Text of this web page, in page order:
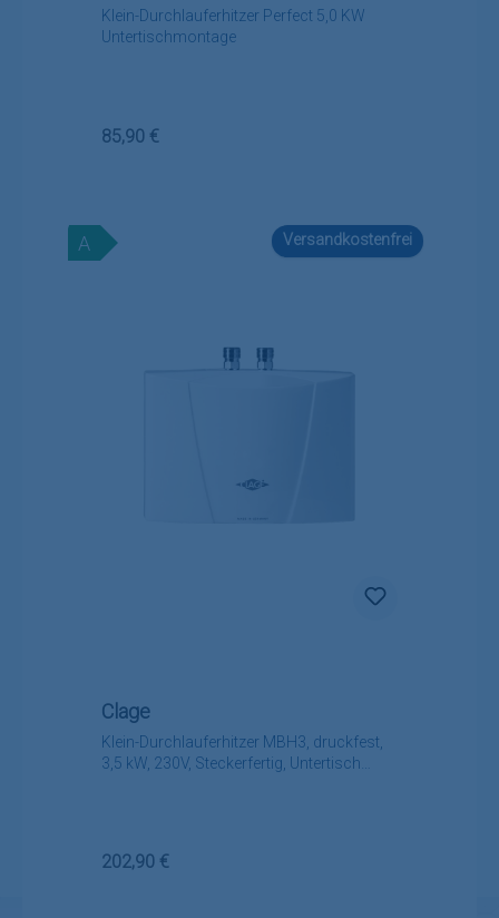
Klein-Durchlauferhitzer Perfect 5,0 KW
Untertischmontage
Regulärer Preis:
85,90 €
Versandkostenfrei
A
Klein-Durchlauferhitzer MBH3, druckfest,
3,5 kW, 230V, Steckerfertig, Untertisch
Clage
Regulärer Preis:
202,90 €